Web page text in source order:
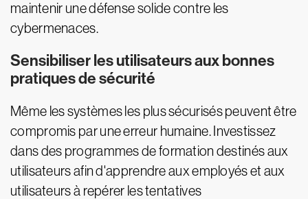
maintenir une défense solide contre les
cybermenaces.
Sensibiliser les utilisateurs aux bonnes
pratiques de sécurité
Même les systèmes les plus sécurisés peuvent être
compromis par une erreur humaine. Investissez
dans des programmes de formation destinés aux
utilisateurs afin d'apprendre aux employés et aux
utilisateurs à repérer les tentatives